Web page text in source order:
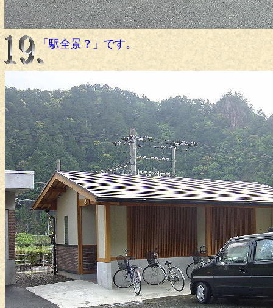
「駅全景？」です。